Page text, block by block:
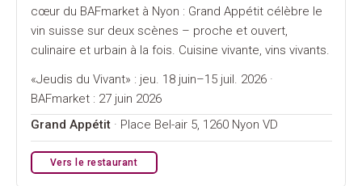
cœur du BAFmarket à Nyon : Grand Appétit célèbre le
vin suisse sur deux scènes – proche et ouvert,
culinaire et urbain à la fois. Cuisine vivante, vins vivants.
«Jeudis du Vivant» : jeu. 18 juin–15 juil. 2026 ·
BAFmarket : 27 juin 2026
Grand Appétit· Place Bel-air 5, 1260 Nyon VD
Vers le restaurant